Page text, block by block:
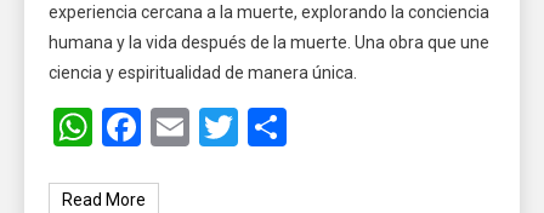
experiencia cercana a la muerte, explorando la conciencia
humana y la vida después de la muerte. Una obra que une
ciencia y espiritualidad de manera única.
WhatsApp
Facebook
EmailTwitter
Read More